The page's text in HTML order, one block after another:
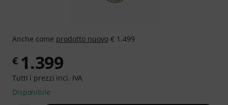
Anche come prodotto nuovo € 1.499
€ 1.399
Tutti i prezzi incl. IVA
Disponibile